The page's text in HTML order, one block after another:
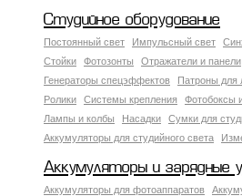
Студийное оборудование
Постоянный свет Импульсный свет
Стойки
Фотозонты Отражатели и панели
Генераторы спецэффектов
Патроны для
Ролики
Системы крепления
Фотобоксы
Лампы и колбы
Насадки
Сумки для
Аккумуляторы для студийного света
Аккумуляторы и зарядные
Аккумуляторы для фотоаппаратов